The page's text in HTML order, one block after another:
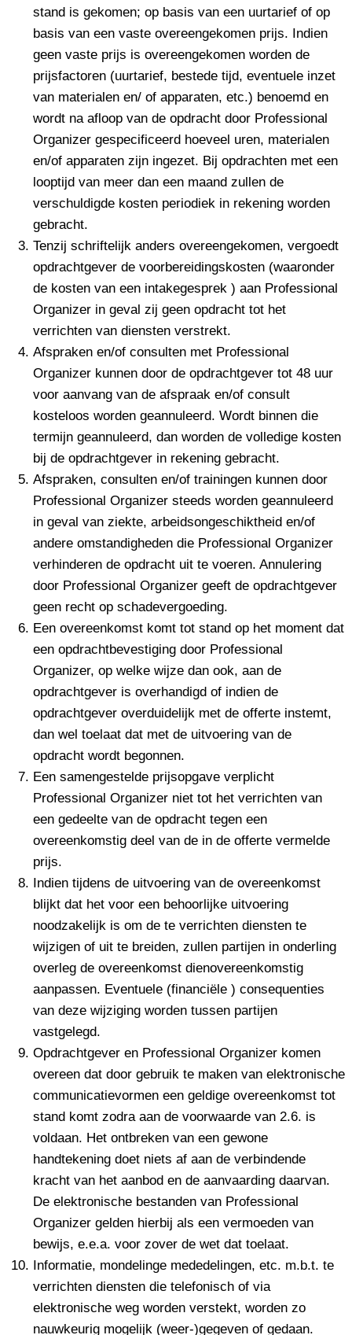
stand is gekomen; op basis van een uurtarief of op
basis van een vaste overeengekomen prijs. Indien
geen vaste prijs is overeengekomen worden de
prijsfactoren (uurtarief, bestede tijd, eventuele inzet
van materialen en/ of apparaten, etc.) benoemd en
wordt na afloop van de opdracht door Professional
Organizer gespecificeerd hoeveel uren, materialen
en/of apparaten zijn ingezet. Bij opdrachten met een
looptijd van meer dan een maand zullen de
verschuldigde kosten periodiek in rekening worden
gebracht.
Tenzij schriftelijk anders overeengekomen, vergoedt
opdrachtgever de voorbereidingskosten (waaronder
de kosten van een intakegesprek ) aan Professional
Organizer in geval zij geen opdracht tot het
verrichten van diensten verstrekt.
Afspraken en/of consulten met Professional
Organizer kunnen door de opdrachtgever tot 48 uur
voor aanvang van de afspraak en/of consult
kosteloos worden geannuleerd. Wordt binnen die
termijn geannuleerd, dan worden de volledige kosten
bij de opdrachtgever in rekening gebracht.
Afspraken, consulten en/of trainingen kunnen door
Professional Organizer steeds worden geannuleerd
in geval van ziekte, arbeidsongeschiktheid en/of
andere omstandigheden die Professional Organizer
verhinderen de opdracht uit te voeren. Annulering
door Professional Organizer geeft de opdrachtgever
geen recht op schadevergoeding.
Een overeenkomst komt tot stand op het moment dat
een opdrachtbevestiging door Professional
Organizer, op welke wijze dan ook, aan de
opdrachtgever is overhandigd of indien de
opdrachtgever overduidelijk met de offerte instemt,
dan wel toelaat dat met de uitvoering van de
opdracht wordt begonnen.
Een samengestelde prijsopgave verplicht
Professional Organizer niet tot het verrichten van
een gedeelte van de opdracht tegen een
overeenkomstig deel van de in de offerte vermelde
prijs.
Indien tijdens de uitvoering van de overeenkomst
blijkt dat het voor een behoorlijke uitvoering
noodzakelijk is om de te verrichten diensten te
wijzigen of uit te breiden, zullen partijen in onderling
overleg de overeenkomst dienovereenkomstig
aanpassen. Eventuele (financiële ) consequenties
van deze wijziging worden tussen partijen
vastgelegd.
Opdrachtgever en Professional Organizer komen
overeen dat door gebruik te maken van elektronische
communicatievormen een geldige overeenkomst tot
stand komt zodra aan de voorwaarde van 2.6. is
voldaan. Het ontbreken van een gewone
handtekening doet niets af aan de verbindende
kracht van het aanbod en de aanvaarding daarvan.
De elektronische bestanden van Professional
Organizer gelden hierbij als een vermoeden van
bewijs, e.e.a. voor zover de wet dat toelaat.
Informatie, mondelinge mededelingen, etc. m.b.t. te
verrichten diensten die telefonisch of via
elektronische weg worden verstekt, worden zo
nauwkeurig mogelijk (weer-)gegeven of gedaan.